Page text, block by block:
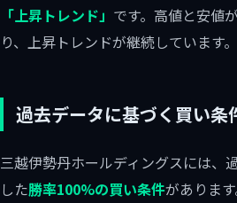
「上昇トレンド」 です。高値と安値
り、上昇トレンドが継続しています。
過去データに基づく買い条
三越伊勢丹ホールディングスには、
した勝率100%の買い条件があります